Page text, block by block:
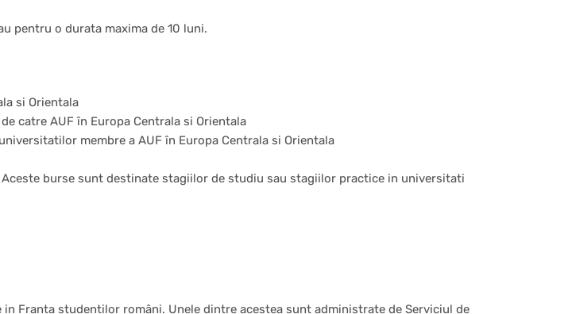
pentru o durata maxima de 10 luni.
si Orientala
catre AUF în Europa Centrala si Orientala
membre a AUF în Europa Centrala si Orientala
burse sunt destinate stagiilor de studiu sau stagiilor practice in universitati
Franta studentilor români. Unele dintre acestea sunt administrate de Serviciul de